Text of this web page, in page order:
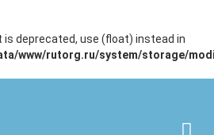
is deprecated, use (float) instead in
www/rutorg.ru/system/storage/